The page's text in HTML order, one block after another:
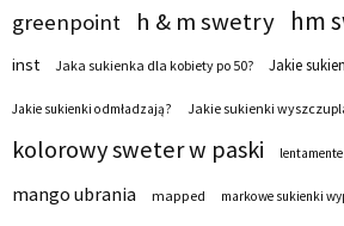
greenpoint h & m swetry hm
inst Jaka sukienka dla kobiety po 50? Jakie
Jakie sukienki odmładzają? Jakie sukienki
kolorowy sweter w paski lentamente
mango ubrania mapped markowe sukienki